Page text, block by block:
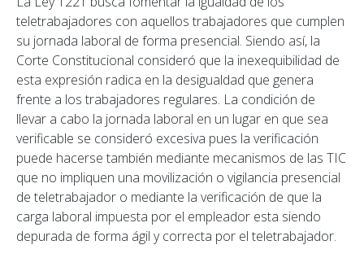
teletrabajadores con aquellos trabajadores que cumplen
su jornada laboral de forma presencial. Siendo así, la
Corte Constitucional consideró que la inexequibilidad de
esta expresión radica en la desigualdad que genera
frente a los trabajadores regulares. La condición de
llevar a cabo la jornada laboral en un lugar en que sea
verificable se consideró excesiva pues la verificación
puede hacerse también mediante mecanismos de las TIC
que no impliquen una movilización o vigilancia presencial
de teletrabajador o mediante la verificación de que la
carga laboral impuesta por el empleador esta siendo
depurada de forma ágil y correcta por el teletrabajador.